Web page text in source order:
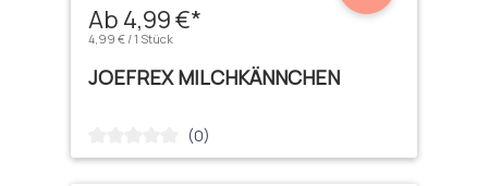
Ab 4,99 €*
4,99 € / 1 Stück
JOEFREX MILCHKÄNNCHEN
Durchschnittliche Bewertung von 0 von 5 Sternen
(0)